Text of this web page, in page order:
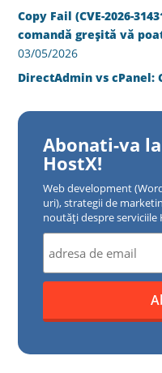
Copy Fail (CVE-2026-
comandă greșită vă
03/05/2026
DirectAdmin vs cPanel:
Abonati-va
HostX!
Web development
uri), strategii de
noutăți despre